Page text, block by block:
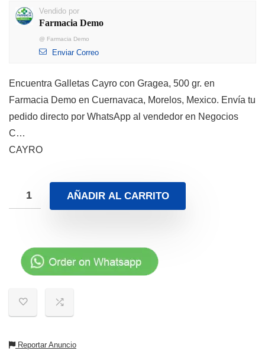
Vendido por
Farmacia Demo
@ Farmacia Demo
Enviar Correo
Encuentra Galletas Cayro con Gragea, 500 gr. en
Farmacia Demo en Cuernavaca, Morelos, Mexico. Envía tu
pedido directo por WhatsApp al vendedor en Negocios
C…
CAYRO
AÑADIR AL CARRITO
Reportar Anuncio